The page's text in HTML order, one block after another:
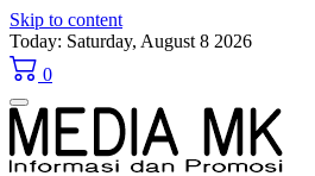
Skip to content
Today: Saturday, August 8 2026
0